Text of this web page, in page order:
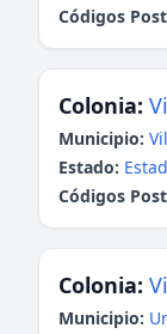
Códigos
Colonia:
Municipio:
Estado:
Códigos
Colonia:
Municipio: